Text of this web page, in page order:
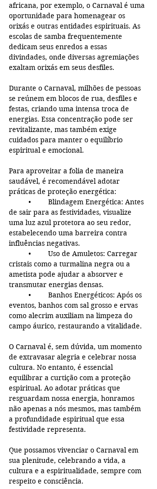
africana, por exemplo, o Carnaval é uma
oportunidade para homenagear os
orixás e outras entidades espirituais. As
escolas de samba frequentemente
dedicam seus enredos a essas
divindades, onde diversas agremiações
exaltam orixás em seus desfiles.
Durante o Carnaval, milhões de pessoas
se reúnem em blocos de rua, desfiles e
festas, criando uma intensa troca de
energias. Essa concentração pode ser
revitalizante, mas também exige
cuidados para manter o equilíbrio
espiritual e emocional.
Para aproveitar a folia de maneira
saudável, é recomendável adotar
práticas de proteção energética:
de sair para as festividades, visualize
uma luz azul protetora ao seu redor,
estabelecendo uma barreira contra
influências negativas.
cristais como a turmalina negra ou a
ametista pode ajudar a absorver e
transmutar energias densas.
eventos, banhos com sal grosso e ervas
como alecrim auxiliam na limpeza do
campo áurico, restaurando a vitalidade.
O Carnaval é, sem dúvida, um momento
de extravasar alegria e celebrar nossa
cultura. No entanto, é essencial
equilibrar a curtição com a proteção
espiritual. Ao adotar práticas que
resguardam nossa energia, honramos
não apenas a nós mesmos, mas também
a profundidade espiritual que essa
festividade representa.
Que possamos vivenciar o Carnaval em
sua plenitude, celebrando a vida, a
cultura e a espiritualidade, sempre com
respeito e consciência.